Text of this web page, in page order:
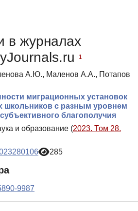
в журналах
1
А.Ю., Маленов А.А., Потапов
миграционных установок
школьников с разным уровнем
благополучия
и образование (2023. Том 28.
285
9987